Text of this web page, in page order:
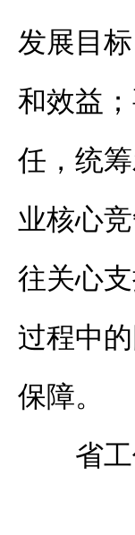
发展目
和效益
任，统
业核心
往关心
过程中
保障。
省